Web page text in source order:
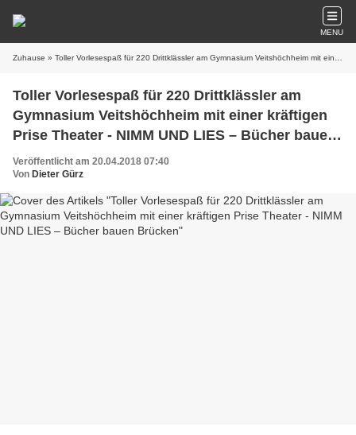
MENU
Zuhause » Toller Vorlesespaß für 220 Drittklässler am Gymnasium Veitshöchheim mit einer kräftigen Prise Theater - NIMM UND LIES – Bücher bauen Brücken
Toller Vorlesespaß für 220 Drittklässler am
Gymnasium Veitshöchheim mit einer kräftigen
Prise Theater - NIMM UND LIES – Bücher bauen
Brücken
Veröffentlicht am 20.04.2018 07:40
Von Dieter Gürz